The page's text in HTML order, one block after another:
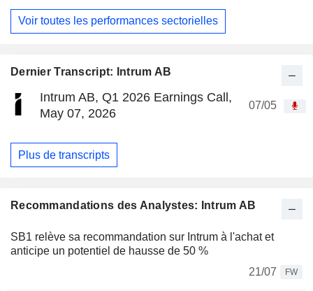
Dernier Transcript: Intrum AB
Intrum AB, Q1 2026 Earnings Call,
May 07, 2026
07/05
Plus de transcripts
Recommandations des Analystes: Intrum AB
SB1 relève sa recommandation sur Intrum à l'achat et
anticipe un potentiel de hausse de 50 %
21/07
FW
Voir toutes les performances sectorielles